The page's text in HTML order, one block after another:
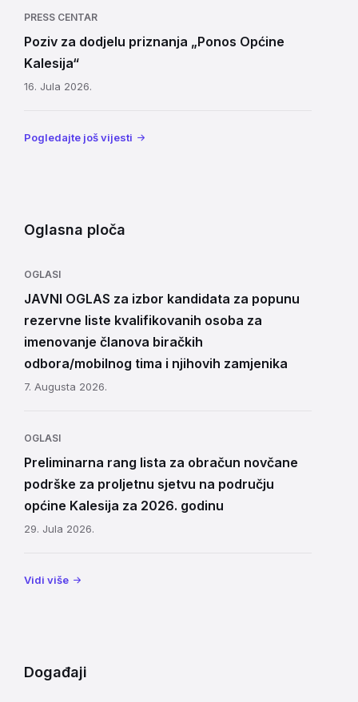
PRESS CENTAR
Poziv za dodjelu priznanja „Ponos Općine
Kalesija“
16. Jula 2026.
Pogledajte još vijesti
Oglasna ploča
OGLASI
JAVNI OGLAS za izbor kandidata za popunu
rezervne liste kvalifikovanih osoba za
imenovanje članova biračkih
odbora/mobilnog tima i njihovih zamjenika
7. Augusta 2026.
OGLASI
Preliminarna rang lista za obračun novčane
podrške za proljetnu sjetvu na području
općine Kalesija za 2026. godinu
29. Jula 2026.
Vidi više
Događaji